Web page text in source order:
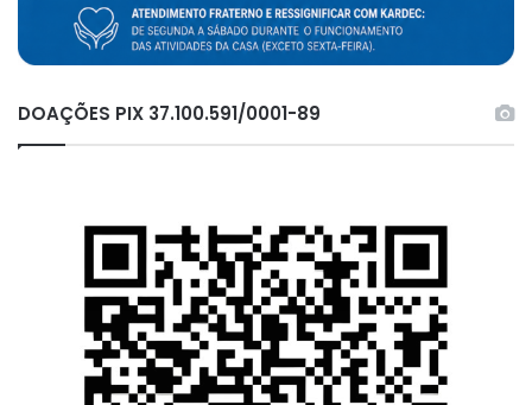
DOAÇÕES PIX 37.100.591/0001-89